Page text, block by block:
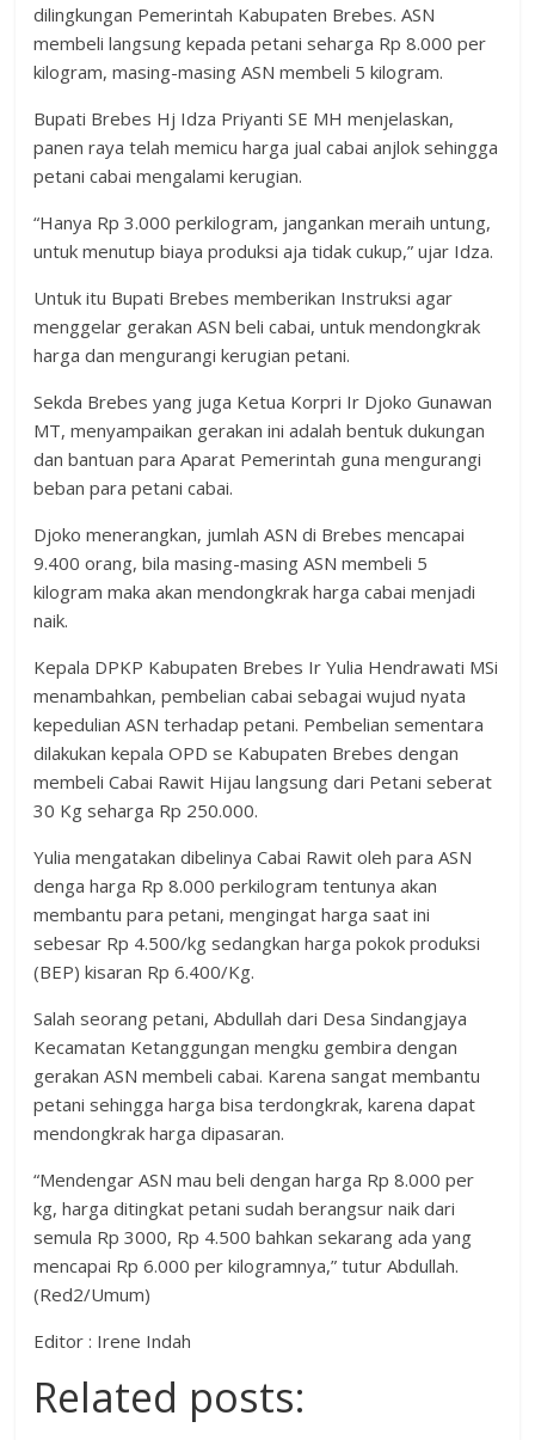
dilingkungan Pemerintah Kabupaten Brebes. ASN
membeli langsung kepada petani seharga Rp 8.000 per
kilogram, masing-masing ASN membeli 5 kilogram.
Bupati Brebes Hj Idza Priyanti SE MH menjelaskan,
panen raya telah memicu harga jual cabai anjlok sehingga
petani cabai mengalami kerugian.
“Hanya Rp 3.000 perkilogram, jangankan meraih untung,
untuk menutup biaya produksi aja tidak cukup,” ujar Idza.
Untuk itu Bupati Brebes memberikan Instruksi agar
menggelar gerakan ASN beli cabai, untuk mendongkrak
harga dan mengurangi kerugian petani.
Sekda Brebes yang juga Ketua Korpri Ir Djoko Gunawan
MT, menyampaikan gerakan ini adalah bentuk dukungan
dan bantuan para Aparat Pemerintah guna mengurangi
beban para petani cabai.
Djoko menerangkan, jumlah ASN di Brebes mencapai
9.400 orang, bila masing-masing ASN membeli 5
kilogram maka akan mendongkrak harga cabai menjadi
naik.
Kepala DPKP Kabupaten Brebes Ir Yulia Hendrawati MSi
menambahkan, pembelian cabai sebagai wujud nyata
kepedulian ASN terhadap petani. Pembelian sementara
dilakukan kepala OPD se Kabupaten Brebes dengan
membeli Cabai Rawit Hijau langsung dari Petani seberat
30 Kg seharga Rp 250.000.
Yulia mengatakan dibelinya Cabai Rawit oleh para ASN
denga harga Rp 8.000 perkilogram tentunya akan
membantu para petani, mengingat harga saat ini
sebesar Rp 4.500/kg sedangkan harga pokok produksi
(BEP) kisaran Rp 6.400/Kg.
Salah seorang petani, Abdullah dari Desa Sindangjaya
Kecamatan Ketanggungan mengku gembira dengan
gerakan ASN membeli cabai. Karena sangat membantu
petani sehingga harga bisa terdongkrak, karena dapat
mendongkrak harga dipasaran.
“Mendengar ASN mau beli dengan harga Rp 8.000 per
kg, harga ditingkat petani sudah berangsur naik dari
semula Rp 3000, Rp 4.500 bahkan sekarang ada yang
mencapai Rp 6.000 per kilogramnya,” tutur Abdullah.
(Red2/Umum)
Editor : Irene Indah
Related posts: